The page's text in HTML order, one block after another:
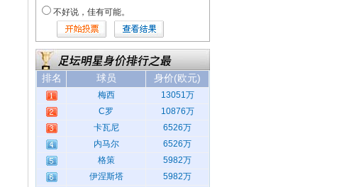
不好说，佳有可能。
排名 球员 身价(欧元)
梅西
13051万
C罗
10876万
卡瓦尼
6526万
内马尔
6526万
格策
5982万
伊涅斯塔
5982万